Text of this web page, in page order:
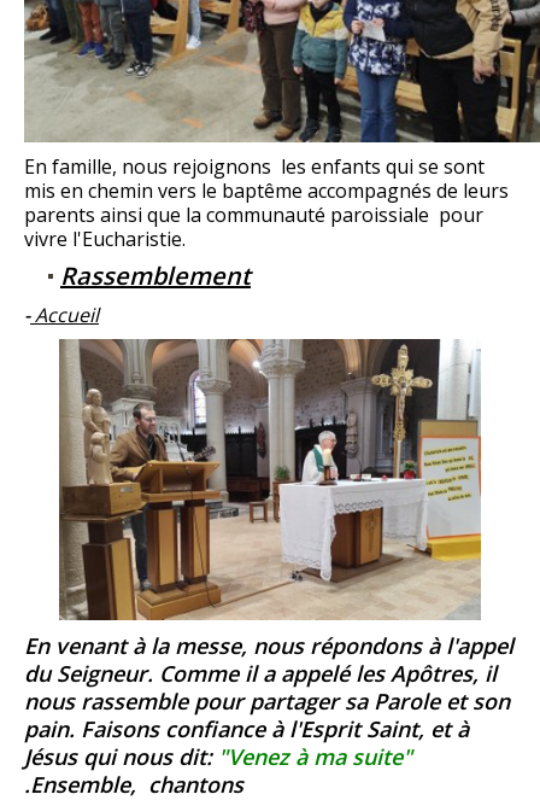
En famille, nous rejoignons les enfants qui se sont
mis en chemin vers le baptême accompagnés de leurs
parents ainsi que la communauté paroissiale pour
vivre l'Eucharistie.
Rassemblement
-Accueil
En venant à la messe, nous répondons à l'appel
du Seigneur. Comme il a appelé les Apôtres, il
nous rassemble pour partager sa Parole et son
pain. Faisons confiance à l'Esprit Saint, et à
Jésus qui nous dit: "Venez à ma suite"
.Ensemble, chantons